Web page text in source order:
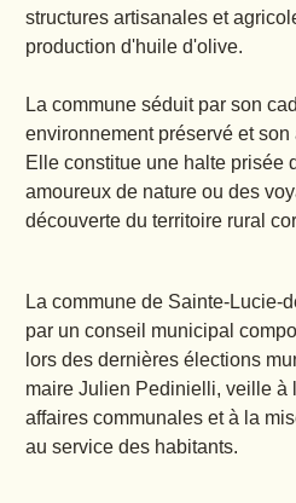
structures artisanales et
production d'huile d'olive.
La commune séduit par son
environnement préservé et
Elle constitue une halte prisée
amoureux de nature ou des
découverte du territoire rural
La commune de Sainte-Lucie-
par un conseil municipal
lors des dernières élections
maire Julien Pedinielli, veille à
affaires communales et à la
au service des habitants.